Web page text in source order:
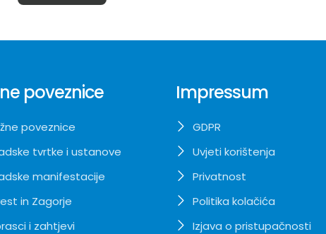
poveznice
poveznice
tvrtke i ustanove
manifestacije
in Zagorje
i zahtjevi
Impressum
GDPR
Uvjeti korištenja
Privatnost
Politika kolačića
Izjava o pristupačnosti